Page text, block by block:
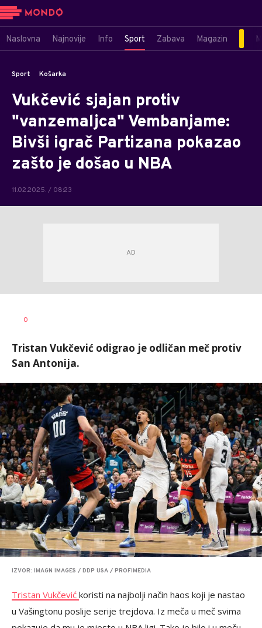
Naslovna Najnovije Info Sport Zabava Magazin
Sport Košarka
Vukčević sjajan protiv
"vanzemaljca" Vembanjame:
Bivši igrač Partizana pokazao
zašto je došao u NBA
11.02.2025. / 08:23
0
Tristan Vukčević odigrao je odličan meč protiv
San Antonija.
IZVOR: IMAGN IMAGES / DDP USA / PROFIMEDIA
Tristan Vukčević koristi na najbolji način haos koji je nastao
u Vašingtonu poslije serije trejdova. Iz meča u meč svima